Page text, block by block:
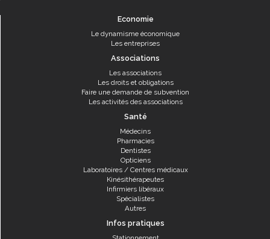
Economie
Le dynamisme économique
Les entreprises
Associations
Les associations
Les droits et obligations
Faire une demande de subvention
Les activités des associations
Santé
Médecins
Pharmacies
Dentistes
Opticiens
Laboratoires / Centres médicaux
Kinésithérapeutes
Infirmiers libéraux
Spécialistes
Autres
Infos pratiques